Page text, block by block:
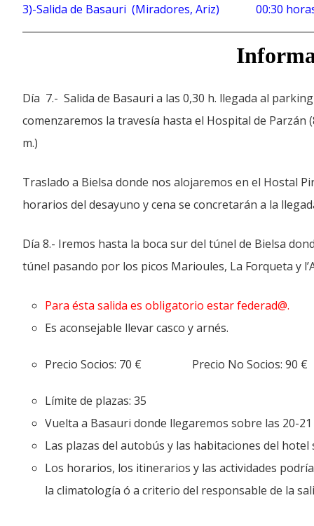
3)-Salida de Basauri (Miradores, Ariz) 00:30
Día 7.- Salida de Basauri a las 0,30 h. llegada al
comenzaremos la travesía hasta el Hospital de Parzán
m.)
Traslado a Bielsa donde nos alojaremos en el Hostal
horarios del desayuno y cena se concretarán a la
Día 8.- Iremos hasta la boca sur del túnel de Bielsa
túnel pasando por los picos Marioules, La Forqueta y
Para ésta salida es obligatorio estar federad@.
Es aconsejable llevar casco y arnés.
Precio Socios: 70 € Precio No Socios: 90 €
Límite de plazas: 35
Vuelta a Basauri donde llegaremos sobre las 20-21
Las plazas del autobús y las habitaciones del
Los horarios, los itinerarios y las actividades
la climatología ó a criterio del responsable de la